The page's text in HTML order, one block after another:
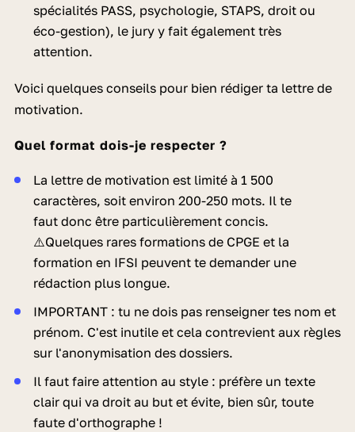
spécialités PASS, psychologie, STAPS, droit ou
éco-gestion), le jury y fait également très
attention.
Voici quelques conseils pour bien rédiger ta lettre de
motivation.
Quel format dois-je respecter ?
La lettre de motivation est limité à 1 500
caractères, soit environ 200-250 mots. Il te
faut donc être particulièrement concis.
⚠️Quelques rares formations de CPGE et la
formation en IFSI peuvent te demander une
rédaction plus longue.
IMPORTANT : tu ne dois pas renseigner tes nom et
prénom. C'est inutile et cela contrevient aux règles
sur l'anonymisation des dossiers.
Il faut faire attention au style : préfère un texte
clair qui va droit au but et évite, bien sûr, toute
faute d'orthographe !